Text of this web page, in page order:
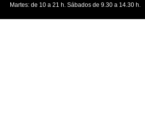
Martes: de 10 a 21 h. Sábados de 9.30 a 14.30 h.